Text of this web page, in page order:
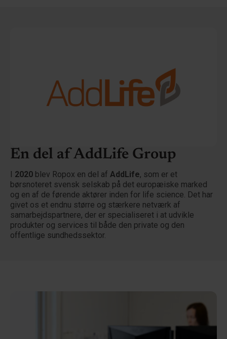
En del af AddLife Group
2020 blev Ropox en del af AddLife, som er et
børsnoteret svensk selskab på det europæiske marked
og en af de førende aktører inden for life science. Det har
givet os et endnu større og stærkere netværk af
samarbejdspartnere, der er specialiseret i at udvikle
produkter og services til både den private og den
offentlige sundhedssektor.